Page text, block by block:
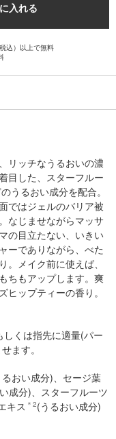
入れる
込）以上で無料
リッチなうるおいの濃
目した、スターフルー
うるおい成分を配合。
ではジェルのバリア被
なじませながらマッサ
の目立たない、いきい
ーでありながら、べた
メイク前に使えば、
ちもアップします。爽
ップティーの香り。
くは指先に適量(パー
ます。
おい成分)、セージ葉
成分)、スターフルーツ
キス ＊2(うるおい成分)